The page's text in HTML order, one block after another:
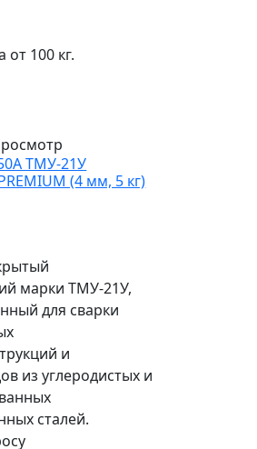
100 кг.
ТМУ-21У
(4 мм, 5 кг)
марки ТМУ-21У,
для сварки
и
из углеродистых и
сталей.